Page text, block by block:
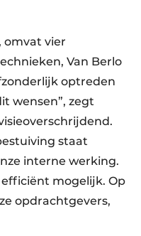
omvat vier
Van Berlo
optreden
wensen”, zegt
staat
interne werking.
mogelijk. Op
opdrachtgevers,